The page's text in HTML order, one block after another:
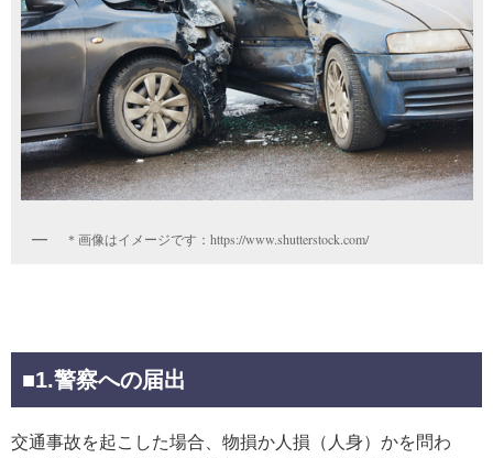
＊画像はイメージです：https://www.shutterstock.com/
■1.警察への届出
交通事故を起こした場合、物損か人損（人身）かを問わ